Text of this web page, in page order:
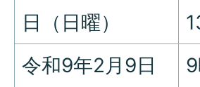
日（日曜）
令和9年2月9日